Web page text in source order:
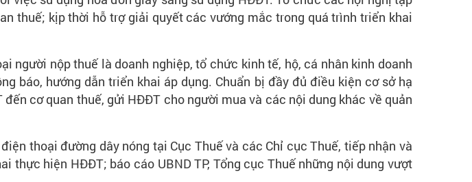
thuế; kịp thời hỗ trợ giải quyết các vướng mắc trong quá trình triển khai
người nộp thuế là doanh nghiệp, tổ chức kinh tế, hộ, cá nhân kinh doanh
báo, hướng dẫn triển khai áp dụng. Chuẩn bị đầy đủ điều kiện cơ sở hạ
cơ quan thuế, gửi HĐĐT cho người mua và các nội dung khác về quản
thoại đường dây nóng tại Cục Thuế và các Chỉ cục Thuế, tiếp nhận và
hiện HĐĐT; báo cáo UBND TP, Tổng cục Thuế những nội dung vượt